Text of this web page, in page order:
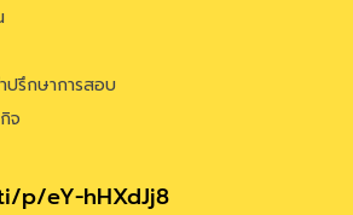
ปรึกษาการสอบ
จ
p/eY-hHXdJj8